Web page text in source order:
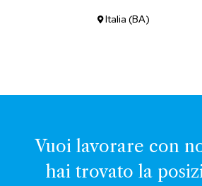
Italia (BA)
Vuoi lavorare con
hai trovato la